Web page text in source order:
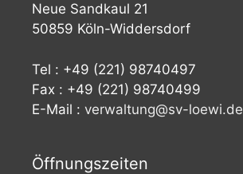
Neue Sandkaul 21
50859 Köln-Widdersdorf
Tel : +49 (221) 98740497
Fax : +49 (221) 98740499
E-Mail : verwaltung@sv-loewi.de
Öffnungszeiten